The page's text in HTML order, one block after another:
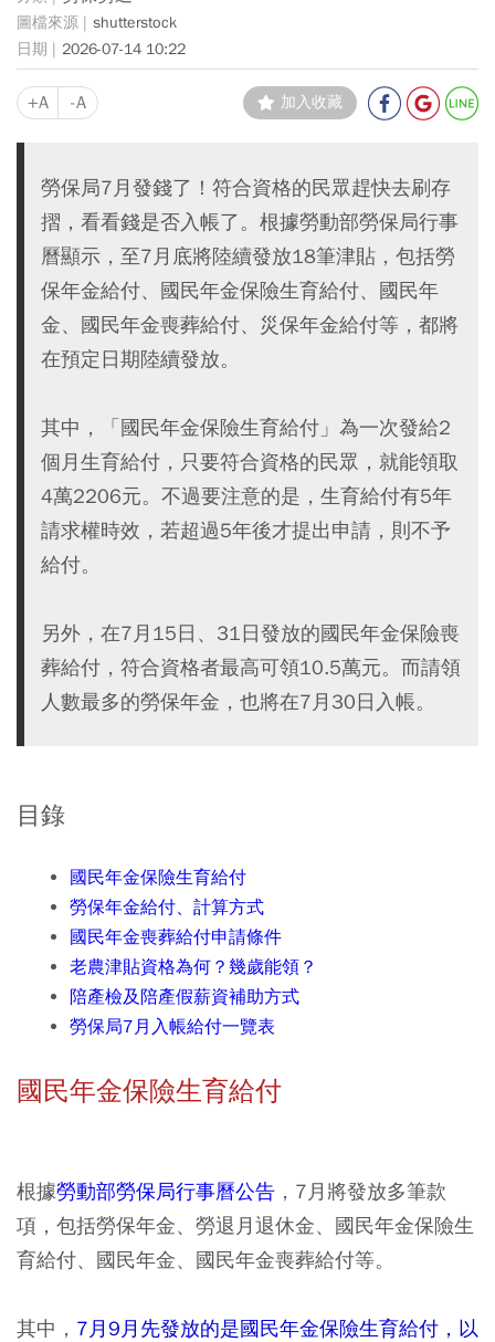
shutterstock
2026-07-14 10:22
+A -A 加入收藏
勞保局7月發錢了！符合資格的民眾趕快去刷存
摺，看看錢是否入帳了。根據勞動部勞保局行事
曆顯示，至7月底將陸續發放18筆津貼，包括勞
保年金給付、國民年金保險生育給付、國民年
金、國民年金喪葬給付、災保年金給付等，都將
在預定日期陸續發放。
其中，「國民年金保險生育給付」為一次發給2
個月生育給付，只要符合資格的民眾，就能領取
4萬2206元。不過要注意的是，生育給付有5年
請求權時效，若超過5年後才提出申請，則不予
給付。
另外，在7月15日、31日發放的國民年金保險喪
葬給付，符合資格者最高可領10.5萬元。而請領
人數最多的勞保年金，也將在7月30日入帳。
目錄
國民年金保險生育給付
勞保年金給付、計算方式
國民年金喪葬給付申請條件
老農津貼資格為何？幾歲能領？
陪產檢及陪產假薪資補助方式
勞保局7月入帳給付一覽表
國民年金保險生育給付
根據勞動部勞保局行事曆公告 ，7月將發放多筆款
項，包括勞保年金、勞退月退休金、國民年金保險生
育給付、國民年金、國民年金喪葬給付等。
其中， 7月9月先發放的是國民年金保險生育給付，以